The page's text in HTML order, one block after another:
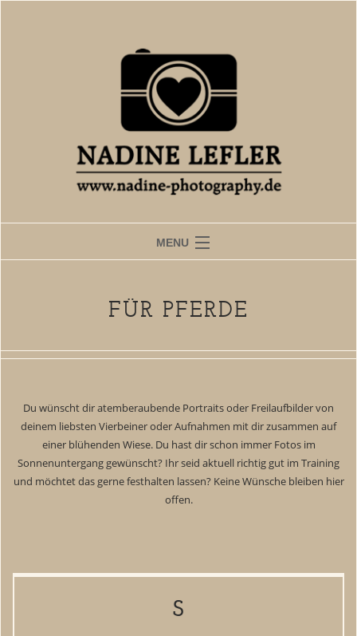
MENU
AGB
Impressum
FÜR PFERDE
Du wünscht dir atemberaubende Portraits oder Freilaufbilder von
deinem liebsten Vierbeiner oder Aufnahmen mit dir zusammen auf
einer blühenden Wiese. Du hast dir schon immer Fotos im
Sonnenuntergang gewünscht? Ihr seid aktuell richtig gut im Training
und möchtet das gerne festhalten lassen? Keine Wünsche bleiben hier
offen.
S